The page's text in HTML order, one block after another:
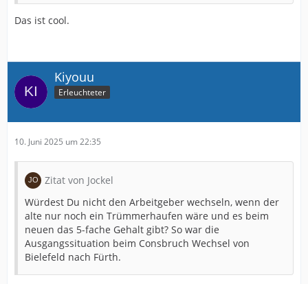
Das ist cool.
Kiyouu
Erleuchteter
10. Juni 2025 um 22:35
Zitat von Jockel
Würdest Du nicht den Arbeitgeber wechseln, wenn der
alte nur noch ein Trümmerhaufen wäre und es beim
neuen das 5-fache Gehalt gibt? So war die
Ausgangssituation beim Consbruch Wechsel von
Bielefeld nach Fürth.